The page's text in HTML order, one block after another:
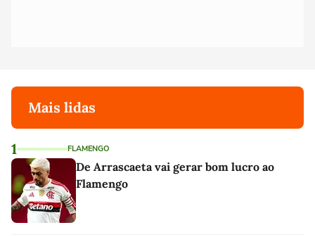
Mais lidas
1 FLAMENGO
De Arrascaeta vai gerar bom lucro ao
Flamengo